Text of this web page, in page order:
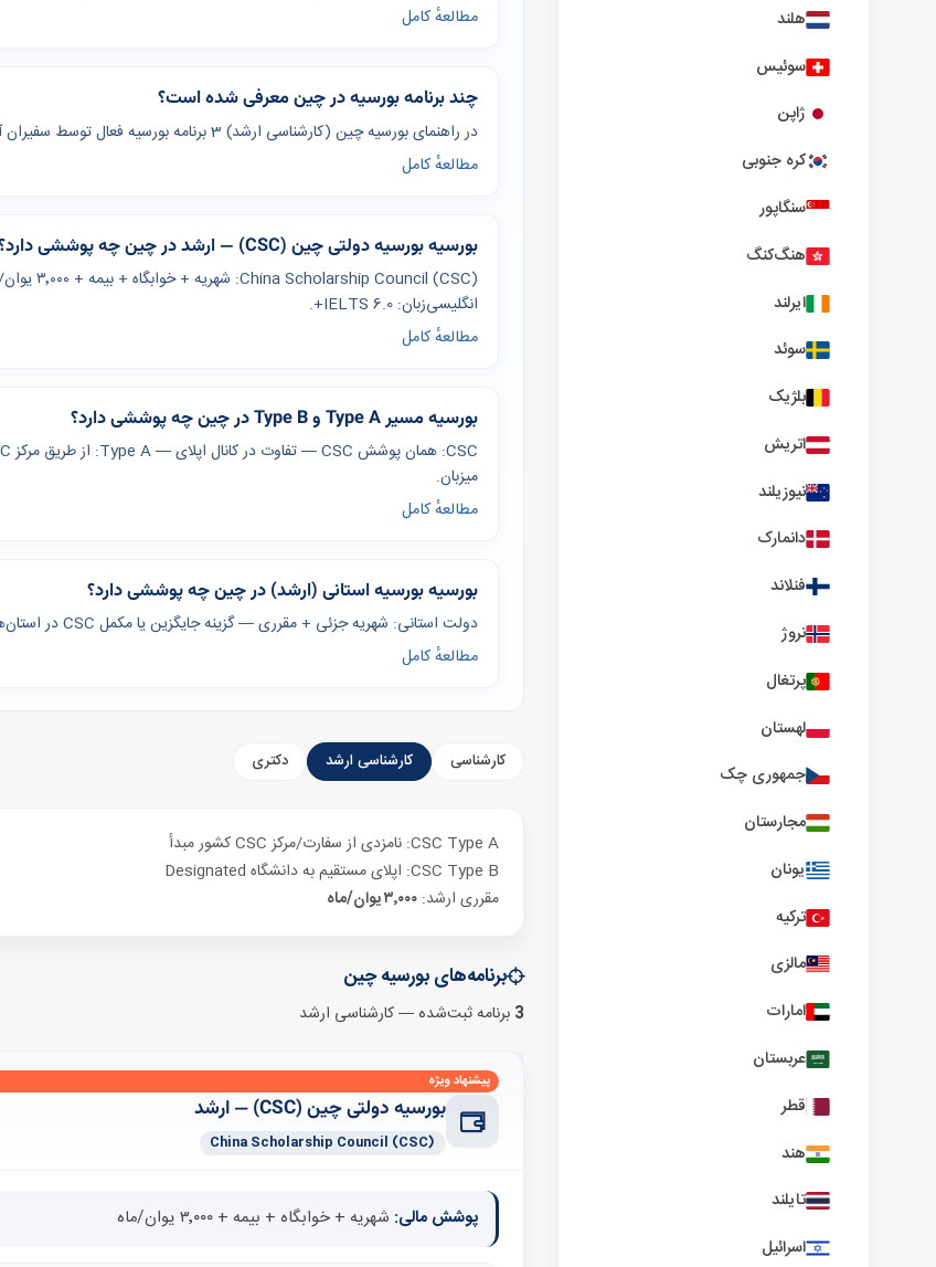
هلند
سوئیس
ژاپن
کره جنوبی
سنگاپور
هنگ‌کنگ
ایرلند
سوئد
بلژیک
اتریش
نیوزیلند
دانمارک
فنلاند
نروژ
پرتغال
لهستان
جمهوری چک
مجارستان
یونان
ترکیه
مالزی
امارات
عربستان
قطر
هند
تایلند
اسرائیل
مطالعهٔ کامل
چند برنامه بورسیه در چین معرفی شده است؟
در راهنمای بورسیه چین (کارشناسی ارشد) 3 برنامه بورسیه فعال توسط سفیران آینده روشن معرفی شده است.
مطالعهٔ کامل
بورسیه بورسیه دولتی چین (CSC) — ارشد در چین چه پوششی دارد؟
انگلیسی‌زبان: IELTS 6.0+.
مطالعهٔ کامل
بورسیه مسیر Type A و Type B در چین چه پوششی دارد؟
میزبان.
مطالعهٔ کامل
بورسیه بورسیه استانی (ارشد) در چین چه پوششی دارد؟
دولت استانی: شهریه جزئی + مقرری — گزینه جایگزین یا مکمل CSC در استان‌های کم‌رقابت‌تر.
مطالعهٔ کامل
کارشناسی کارشناسی ارشد دکتری
CSC Type A: نامزدی از سفارت/مرکز CSC کشور مبدأ
CSC Type B: اپلای مستقیم به دانشگاه Designated
مقرری ارشد:۳٬۰۰۰ یوان/ماه
برنامه‌های بورسیه چین
3 برنامه ثبت‌شده — کارشناسی ارشد
پیشنهاد ویژه
بورسیه دولتی چین (CSC) — ارشد
China Scholarship Council (CSC)
پوشش مالی: شهریه + خوابگاه + بیمه + ۳٬۰۰۰ یوان/ماه